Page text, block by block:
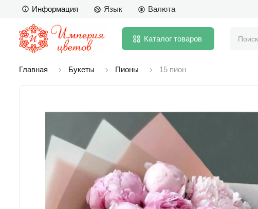
Информация Язык Валюта
Каталог товаров
Главная Букеты Пионы 15 пион